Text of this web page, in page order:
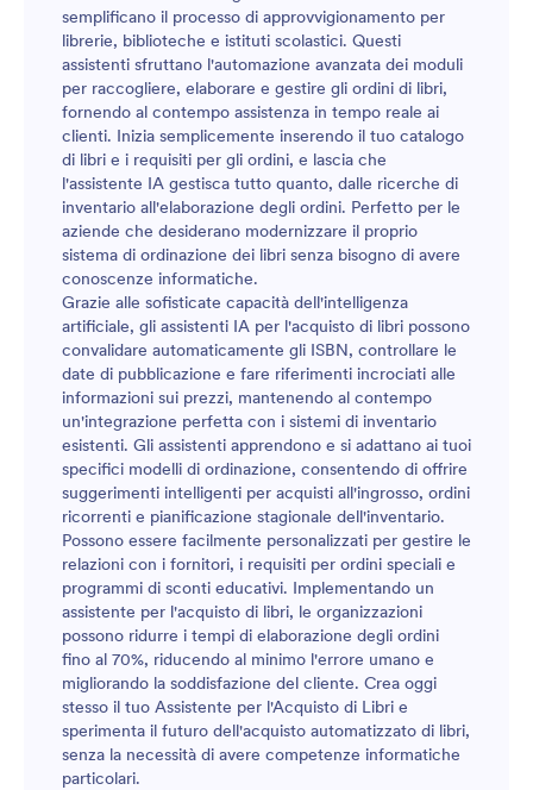
semplificano il processo di approvvigionamento per
librerie, biblioteche e istituti scolastici. Questi
assistenti sfruttano l'automazione avanzata dei moduli
per raccogliere, elaborare e gestire gli ordini di libri,
fornendo al contempo assistenza in tempo reale ai
clienti. Inizia semplicemente inserendo il tuo catalogo
di libri e i requisiti per gli ordini, e lascia che
l'assistente IA gestisca tutto quanto, dalle ricerche di
inventario all'elaborazione degli ordini. Perfetto per le
aziende che desiderano modernizzare il proprio
sistema di ordinazione dei libri senza bisogno di avere
conoscenze informatiche.
Grazie alle sofisticate capacità dell'intelligenza
artificiale, gli assistenti IA per l'acquisto di libri possono
convalidare automaticamente gli ISBN, controllare le
date di pubblicazione e fare riferimenti incrociati alle
informazioni sui prezzi, mantenendo al contempo
un'integrazione perfetta con i sistemi di inventario
esistenti. Gli assistenti apprendono e si adattano ai tuoi
specifici modelli di ordinazione, consentendo di offrire
suggerimenti intelligenti per acquisti all'ingrosso, ordini
ricorrenti e pianificazione stagionale dell'inventario.
Possono essere facilmente personalizzati per gestire le
relazioni con i fornitori, i requisiti per ordini speciali e
programmi di sconti educativi. Implementando un
assistente per l'acquisto di libri, le organizzazioni
possono ridurre i tempi di elaborazione degli ordini
fino al 70%, riducendo al minimo l'errore umano e
migliorando la soddisfazione del cliente. Crea oggi
stesso il tuo Assistente per l'Acquisto di Libri e
sperimenta il futuro dell'acquisto automatizzato di libri,
senza la necessità di avere competenze informatiche
particolari.